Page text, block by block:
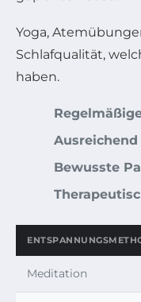
Yoga,
Schlafqualität,
haben.
Ausreichend
Bewusste
Meditation